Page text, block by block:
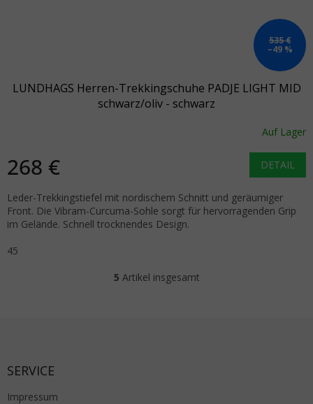
535 €
–49 %
LUNDHAGS Herren-Trekkingschuhe PADJE LIGHT MID
schwarz/oliv - schwarz
Auf Lager
268 € DETAIL
Leder-Trekkingstiefel mit nordischem Schnitt und geräumiger
Front. Die Vibram-Curcuma-Sohle sorgt für hervorragenden Grip
im Gelände. Schnell trocknendes Design.
45
Steuerelemente der Liste
5 Artikel insgesamt
SERVICE
Impressum